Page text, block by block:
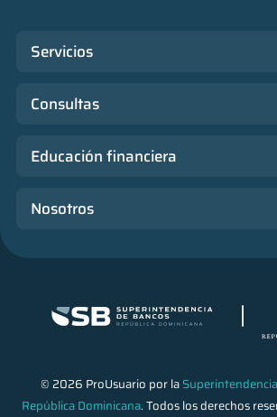
© 2026 ProUsuario por la
República Dominicana. Todos los derechos
Servicios
Consultas
Educación financiera
Nosotros